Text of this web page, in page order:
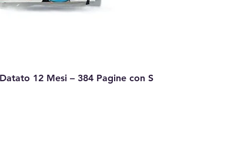
12 Mesi – 384 Pagine con S